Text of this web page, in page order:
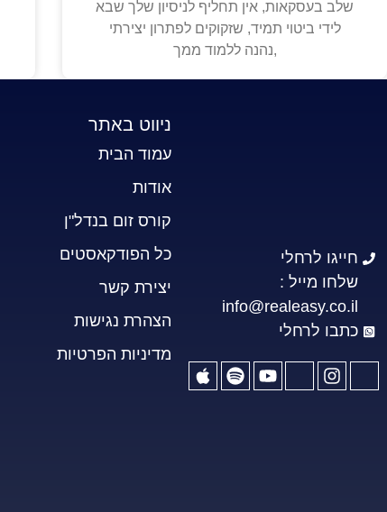
שלב בעסקאות, אין תחליף לניסיון שלך שבא
לידי ביטוי תמיד, שזקוקים לפתרון יצירתי
,נהנה ללמוד ממך
חייגו לרחלי
שלחו מייל :
info@realeasy.co.il
כתבו לרחלי
ניווט באתר
עמוד הבית
אודות
קורס זום בנדל"ן
כל הפודקאסטים
יצירת קשר
הצהרת נגישות
מדיניות הפרטיות